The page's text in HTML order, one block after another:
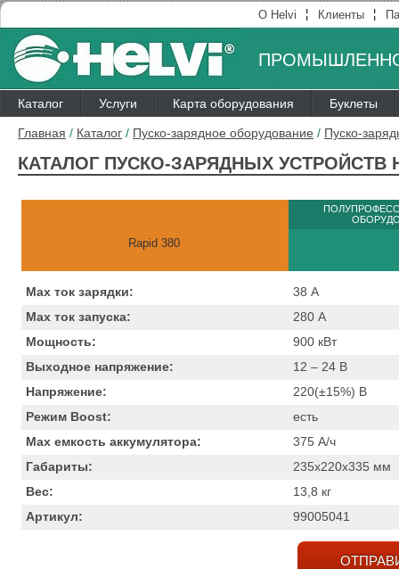
О Helvi ¦ Клиенты ¦
Каталог Услуги Карта оборудования Буклеты
Главная / Каталог / Пуско-зарядное оборудование / Пуско-
КАТАЛОГ ПУСКО-ЗАРЯДНЫХ УСТРОЙСТВ
Rapid 380
Max ток зарядки: 38 А
Max ток запуска:
280 А
Мощность:
900 кВт
Выходное напряжение:
12 – 24 B
Напряжение:
220(±15%) B
Режим Boost:
есть
Max емкость аккумулятора:
375 А/ч
Габариты:
235x220x335 мм
Вес:
13,8 кг
Артикул:
99005041